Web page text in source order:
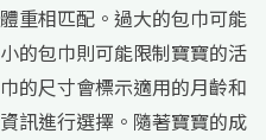
重相匹配。過大的包巾可能
的包巾則可能限制寶寶的活
的尺寸會標示適用的月齡和
訊進行選擇。隨著寶寶的成